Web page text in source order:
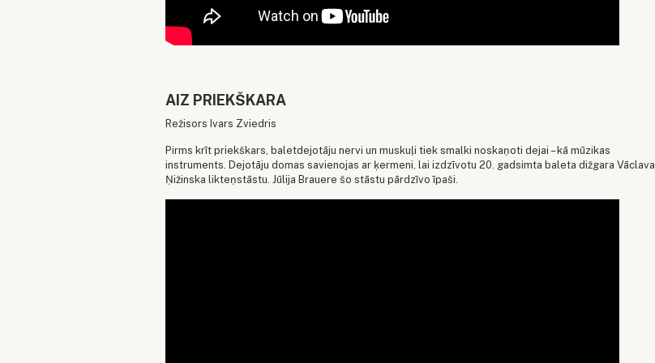
AIZ PRIEKŠKARA
Režisors Ivars Zviedris
Pirms krīt priekškars, baletdejotāju nervi un muskuļi tiek smalki noskaņoti dejai – kā mūzikas
instruments. Dejotāju domas savienojas ar ķermeni, lai izdzīvotu 20. gadsimta baleta dižgara Vāclava
Ņižinska likteņstāstu. Jūlija Brauere šo stāstu pārdzīvo īpaši.